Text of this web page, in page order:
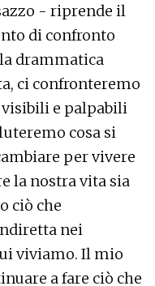
- riprende il
di confronto
drammatica
ci confronteremo
e palpabili
cosa si
per vivere
la nostra vita sia
ciò che
nei
viviamo. Il mio
a fare ciò che